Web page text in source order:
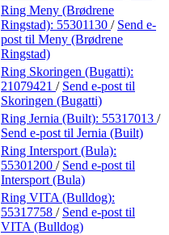
Ring Meny (Brødrene
Ringstad): 55301130 / Send e-
post til Meny (Brødrene
Ringstad)
Ring Skoringen (Bugatti):
21079421 / Send e-post til
Skoringen (Bugatti)
Ring Jernia (Built): 55317013 /
Send e-post til Jernia (Built)
Ring Intersport (Bula):
55301200 / Send e-post til
Intersport (Bula)
Ring VITA (Bulldog):
55317758 / Send e-post til
VITA (Bulldog)